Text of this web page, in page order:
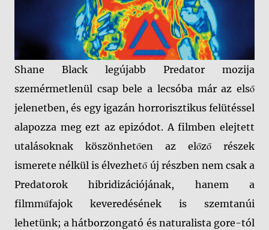
Shane Black legújabb Predator mozija
szemérmetlenül csap bele a lecsóba már az első
jelenetben, és egy igazán horrorisztikus felütéssel
alapozza meg ezt az epizódot. A filmben elejtett
utalásoknak köszönhetően az előző részek
ismerete nélkül is élvezhető új részben nem csak a
Predatorok hibridizációjának, hanem a
filmműfajok keveredésének is szemtanúi
lehetünk; a hátborzongató és naturalista gore-tól